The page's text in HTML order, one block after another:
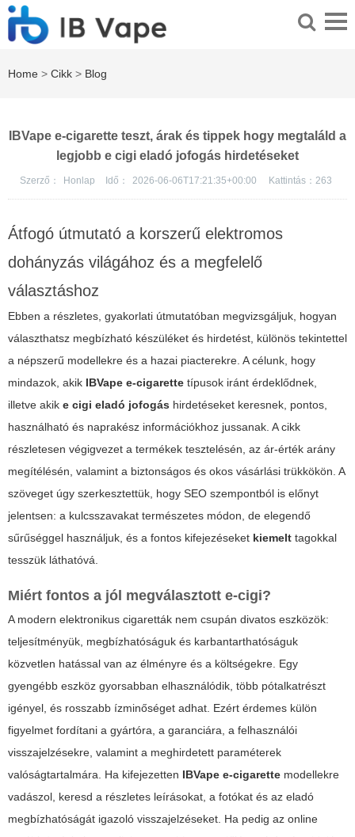
Home > Cikk > Blog
IBVape e-cigarette teszt, árak és tippek hogy megtaláld a
legjobb e cigi eladó jofogás hirdetéseket
Szerző： Honlap Idő： 2026-06-06T17:21:35+00:00 Kattintás： 263
Átfogó útmutató a korszerű elektromos
dohányzás világához és a megfelelő
választáshoz
Ebben a részletes, gyakorlati útmutatóban megvizsgáljuk, hogyan
választhatsz megbízható készüléket és hirdetést, különös tekintettel
a népszerű modellekre és a hazai piacterekre. A célunk, hogy
mindazok, akik IBVape e-cigarette típusok iránt érdeklődnek,
illetve akik e cigi eladó jofogás hirdetéseket keresnek, pontos,
használható és naprakész információkhoz jussanak. A cikk
részletesen végigvezet a termékek tesztelésén, az ár-érték arány
megítélésén, valamint a biztonságos és okos vásárlási trükkökön. A
szöveget úgy szerkesztettük, hogy SEO szempontból is előnyt
jelentsen: a kulcsszavakat természetes módon, de elegendő
sűrűséggel használjuk, és a fontos kifejezéseket kiemelt tagokkal
tesszük láthatóvá.
Miért fontos a jól megválasztott e-cigi?
A modern elektronikus cigaretták nem csupán divatos eszközök:
teljesítményük, megbízhatóságuk és karbantarthatóságuk
közvetlen hatással van az élményre és a költségekre. Egy
gyengébb eszköz gyorsabban elhasználódik, több pótalkatrészt
igényel, és rosszabb ízminőséget adhat. Ezért érdemes külön
figyelmet fordítani a gyártóra, a garanciára, a felhasználói
visszajelzésekre, valamint a meghirdetett paraméterek
valóságtartalmára. Ha kifejezetten IBVape e-cigarette modellekre
vadászol, keresd a részletes leírásokat, a fotókat és az eladó
megbízhatóságát igazoló visszajelzéseket. Ha pedig az online